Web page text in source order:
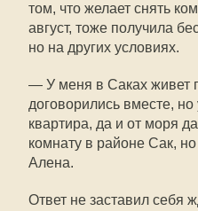
том, что желает снять
август, тоже получила
но на других условиях.
— У меня в Саках живет
договорились вместе,
квартира, да и от моря
комнату в районе Сак,
Алена.
Ответ не заставил себя